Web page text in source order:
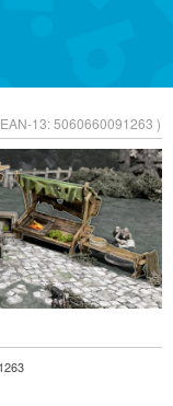
13:5060660091263 )